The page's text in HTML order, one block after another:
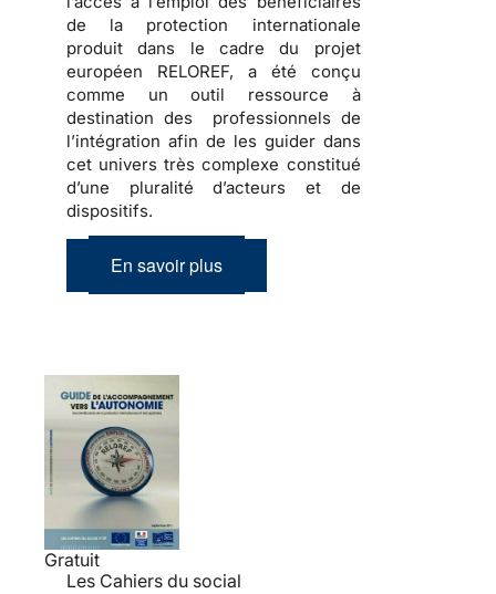
de la protection internationale
produit dans le cadre du projet
européen RELOREF, a été conçu
comme un outil ressource à
destination des professionnels de
l’intégration afin de les guider dans
cet univers très complexe constitué
d’une pluralité d’acteurs et de
dispositifs.
En savoir plus
Gratuit
Les Cahiers du social